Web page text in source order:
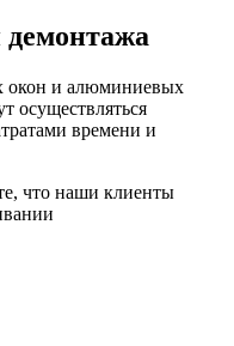
демонтажа
окон и алюминиевых
осуществляться
времени и
что наши клиенты